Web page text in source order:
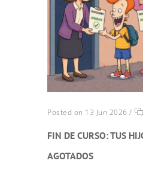
Posted on 13 Jun 2026 /
FIN DE CURSO: TUS
AGOTADOS